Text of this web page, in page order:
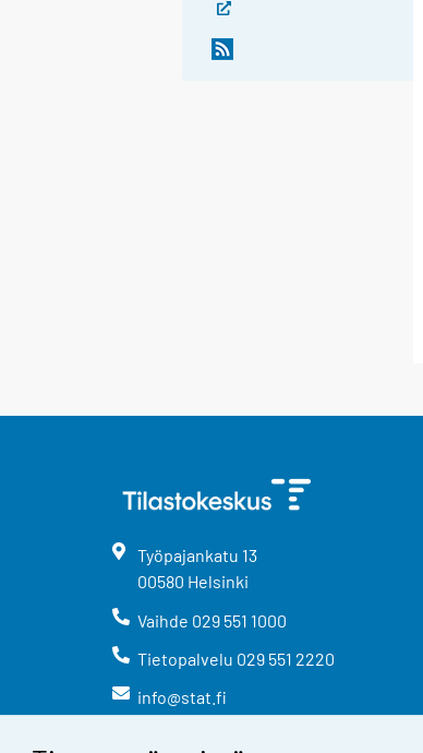
Työpajankatu 13
00580 Helsinki
Vaihde 029 551 1000
Tietopalvelu 029 551 2220
info@stat.fi